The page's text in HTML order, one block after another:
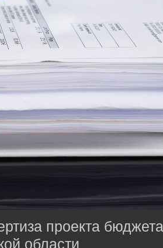
проекта бюджета
области